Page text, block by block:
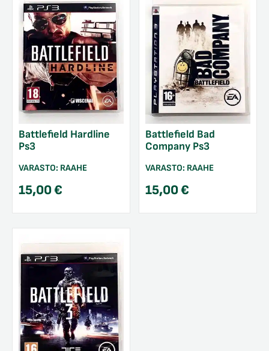
Battlefield Hardline
Ps3
VARASTO: RAAHE
15,00€
Battlefield Bad
Company Ps3
VARASTO: RAAHE
15,00€